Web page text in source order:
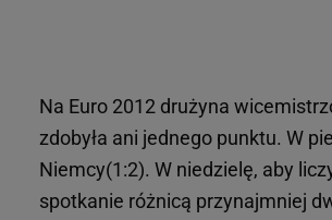
Na Euro 2012 drużyna
zdobyła ani jednego punktu. W
Niemcy(1:2). W niedzielę, aby
spotkanie różnicą przynajmniej